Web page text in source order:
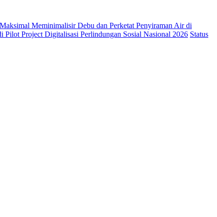
Meminimalisir Debu dan Perketat Penyiraman Air di
Pilot Project Digitalisasi Perlindungan Sosial Nasional 2026 Status